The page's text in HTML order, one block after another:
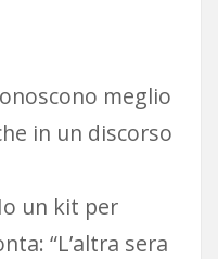
meglio
in un discorso
un kit per
“L’altra sera